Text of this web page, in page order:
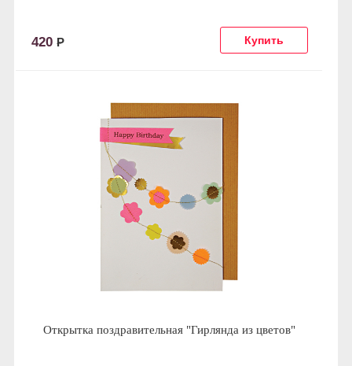
420 Р
Открытка поздравительная "Гирлянда из цветов"